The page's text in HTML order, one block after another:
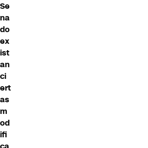
Se
na
do
ex
ist
an
ci
ert
as
m
od
ifi